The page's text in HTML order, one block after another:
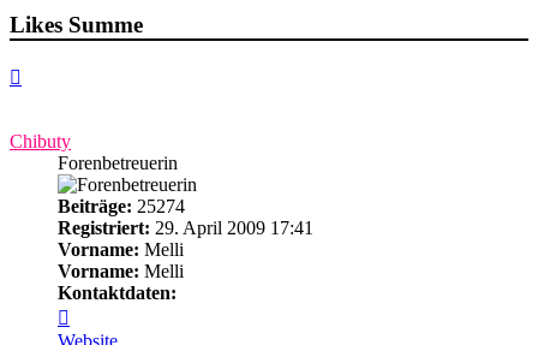
Likes Summe
Chibuty
Forenbetreuerin
Beiträge: 25274
Registriert: 29. April 2009 17:41
Vorname: Melli
Vorname: Melli
Kontaktdaten:
von
Website